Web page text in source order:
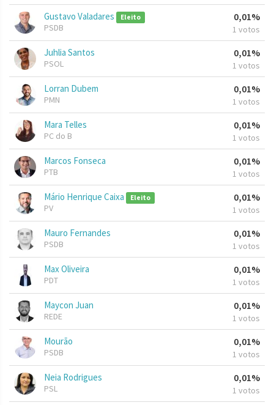
Gustavo Valadares Eleito
PSDB
0,01%
1 votos
Juhlia Santos
PSOL
0,01%
1 votos
Lorran Dubem
PMN
0,01%
1 votos
Mara Telles
PC do B
0,01%
1 votos
Marcos Fonseca
PTB
0,01%
1 votos
Mário Henrique Caixa Eleito
PV
0,01%
1 votos
Mauro Fernandes
PSDB
0,01%
1 votos
Max Oliveira
PDT
0,01%
1 votos
Maycon Juan
REDE
0,01%
1 votos
Mourão
PSDB
0,01%
1 votos
Neia Rodrigues
PSL
0,01%
1 votos